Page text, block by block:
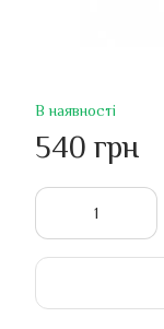
В наявності
540 грн